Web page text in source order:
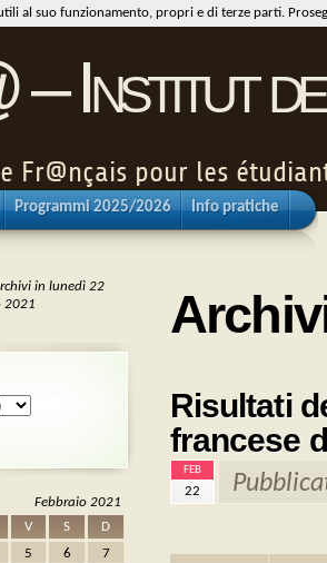
– Institut
Fr@nçais pour les
Programmi 2025/2026 Info pratiche
Risultati
francese
FEB
22
in lunedì 22
2021
Febbraio 2021
V S
D
5 6
7
al suo funzionamento, propri e di terze parti.